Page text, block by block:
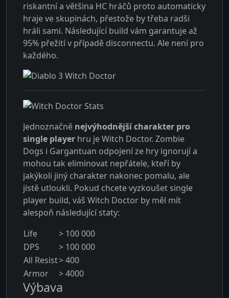
riskantní a většina HC hráčů proto automaticky
hraje ve skupinách, přestože by třeba radši
hráli sami. Následující build vám garantuje až
95% přežití v případě disconnectu. Ale není pro
každého.
Jednoznačně nejvýhodnější charakter pro
single player hru je Witch Doctor. Zombie
Dogs i Gargantuan odpojení ze hry ignorují a
mohou tak eliminovat nepřátele, kteří by
jakýkoli jiný charakter nakonec pomalu, ale
jistě utloukli. Pokud chcete vyzkoušet single
player build, váš Witch Doctor by měl mít
alespoň následující staty:
Life
> 100 000
DPS
> 100 000
All Resist> 400
Armor
> 4000
Výbava